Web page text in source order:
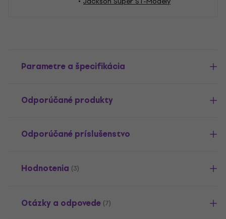
Parametre a špecifikácia
Odporúčané produkty
Odporúčané príslušenstvo
Hodnotenia (3)
Otázky a odpovede (7)